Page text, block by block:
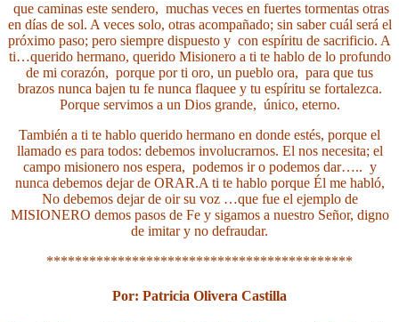
que caminas este sendero, muchas veces en fuertes tormentas otras
en días de sol. A veces solo, otras acompañado; sin saber cuál será el
próximo paso; pero siempre dispuesto y con espíritu de sacrificio. A
ti…querido hermano, querido Misionero a ti te hablo de lo profundo
de mi corazón, porque por ti oro, un pueblo ora, para que tus
brazos nunca bajen tu fe nunca flaquee y tu espíritu se fortalezca.
Porque servimos a un Dios grande, único, eterno.
También a ti te hablo querido hermano en donde estés, porque el
llamado es para todos: debemos involucrarnos. El nos necesita; el
campo misionero nos espera, podemos ir o podemos dar….. y
nunca debemos dejar de ORAR.A ti te hablo porque Él me habló,
No debemos dejar de oir su voz …que fue el ejemplo de
MISIONERO demos pasos de Fe y sigamos a nuestro Señor, digno
de imitar y no defraudar.
*******************************************
Por: Patricia Olivera Castilla